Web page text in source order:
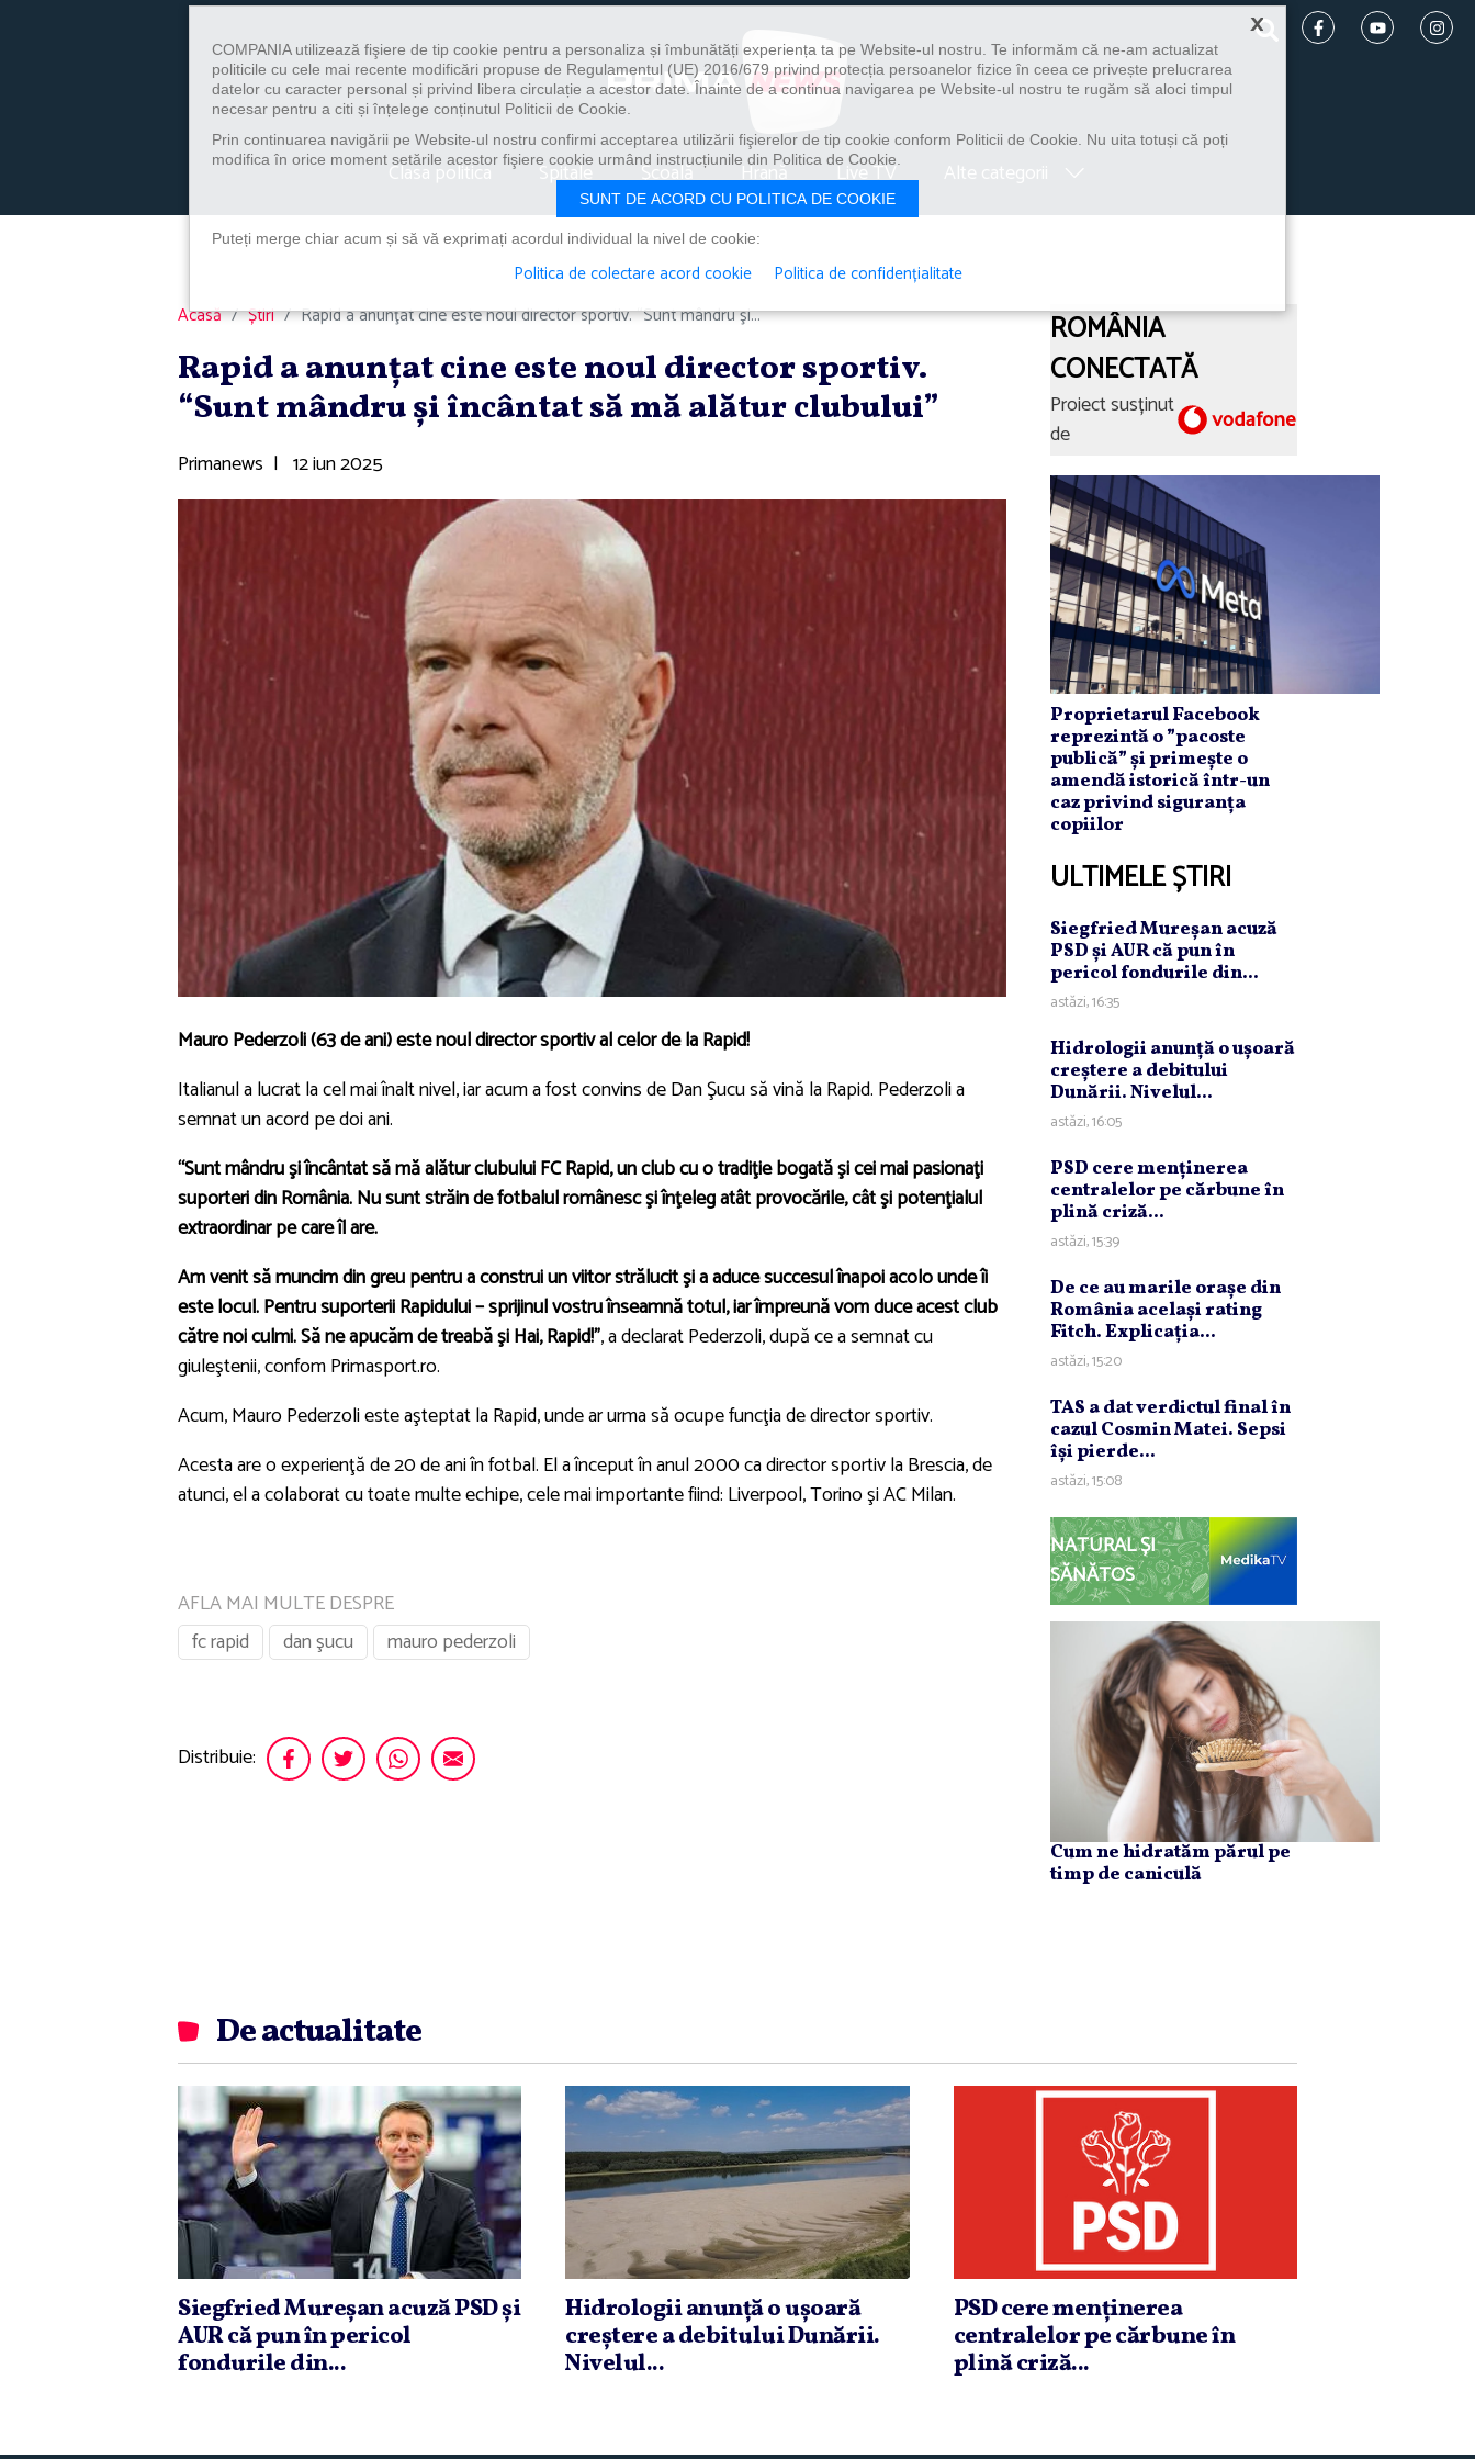
Clasa politica Spitale Școală Hrană Live TV
Acasă Știri Rapid a anunţat cine este noul director sportiv. “Sunt mândru şi...
Rapid a anunţat cine este noul director sportiv.
“Sunt mândru şi încântat să mă alătur clubului”
Primanews | 12 iun 2025
Mauro Pederzoli (63 de ani) este noul director sportiv al celor de la Rapid!
Italianul a lucrat la cel mai înalt nivel, iar acum a fost convins de Dan Şucu să vină la Rapid. Pederzoli a
semnat un acord pe doi ani.
“Sunt mândru şi încântat să mă alătur clubului FC Rapid, un club cu o tradiţie bogată şi cei mai pasionaţi
suporteri din România. Nu sunt străin de fotbalul românesc şi înţeleg atât provocările, cât şi potenţialul
extraordinar pe care îl are.
Am venit să muncim din greu pentru a construi un viitor strălucit şi a aduce succesul înapoi acolo unde îi
este locul. Pentru suporterii Rapidului – sprijinul vostru înseamnă totul, iar împreună vom duce acest club
către noi culmi. Să ne apucăm de treabă şi Hai, Rapid!”, a declarat Pederzoli, după ce a semnat cu
giuleştenii, confom Primasport.ro.
Acum, Mauro Pederzoli este aşteptat la Rapid, unde ar urma să ocupe funcţia de director sportiv.
Acesta are o experienţă de 20 de ani în fotbal. El a început în anul 2000 ca director sportiv la Brescia, de
atunci, el a colaborat cu toate multe echipe, cele mai importante fiind: Liverpool, Torino şi AC Milan.
AFLA MAI MULTE DESPRE
fc rapid
dan şucu mauro pederzoli
Distribuie:
ROMÂNIA
CONECTATĂ
Proiect susținut
de
Proprietarul Facebook
reprezintă o ”pacoste
publică” și primește o
amendă istorică într-un
caz privind siguranța
copiilor
ULTIMELE ȘTIRI
Siegfried Mureşan acuză
PSD şi AUR că pun în
pericol fondurile din...
astăzi, 16:35
Hidrologii anunţă o uşoară
creştere a debitului
Dunării. Nivelul...
astăzi, 16:05
PSD cere menţinerea
centralelor pe cărbune în
plină criză...
astăzi, 15:39
De ce au marile oraşe din
România acelaşi rating
Fitch. Explicaţia...
astăzi, 15:20
TAS a dat verdictul final în
cazul Cosmin Matei. Sepsi
îşi pierde...
astăzi, 15:08
NATURAL ȘI
SĂNĂTOS
Cum ne hidratăm părul pe
timp de caniculă
De actualitate
Siegfried Mureşan acuză PSD şi
AUR că pun în pericol
fondurile din...
Hidrologii anunţă o uşoară
creştere a debitului Dunării.
Nivelul...
PSD cere menţinerea
centralelor pe cărbune în
plină criză...
×
COMPANIA utilizează fişiere de tip cookie pentru a personaliza și îmbunătăți experiența ta pe Website-ul nostru. Te informăm că ne-am actualizat
politicile cu cele mai recente modificări propuse de Regulamentul (UE) 2016/679 privind protecția persoanelor fizice în ceea ce privește prelucrarea
datelor cu caracter personal și privind libera circulație a acestor date. Înainte de a continua navigarea pe Website-ul nostru te rugăm să aloci timpul
necesar pentru a citi și înțelege conținutul Politicii de Cookie.
Prin continuarea navigării pe Website-ul nostru confirmi acceptarea utilizării fişierelor de tip cookie conform Politicii de Cookie. Nu uita totuși că poți
modifica în orice moment setările acestor fişiere cookie urmând instrucțiunile din Politica de Cookie.
SUNT DE ACORD CU POLITICA DE COOKIE
Puteți merge chiar acum și să vă exprimați acordul individual la nivel de cookie:
Politica de colectare acord cookie Politica de confidențialitate